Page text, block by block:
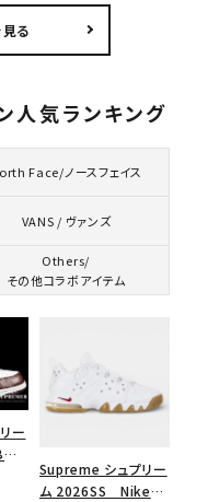
る
人気ランキング
Face/ノースフェイス
VANS / ヴァンズ
Others/
その他コラボアイテム
ー
Supreme シュプリー
ム 2026SS Nike